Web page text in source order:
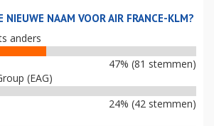
NIEUWE NAAM VOOR AIR FRANCE-KLM?
anders
47% (81 stemmen)
(EAG)
24% (42 stemmen)